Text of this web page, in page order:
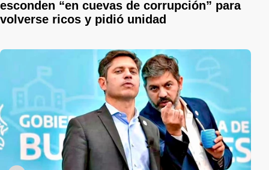
esconden “en cuevas de corrupción” para
volverse ricos y pidió unidad